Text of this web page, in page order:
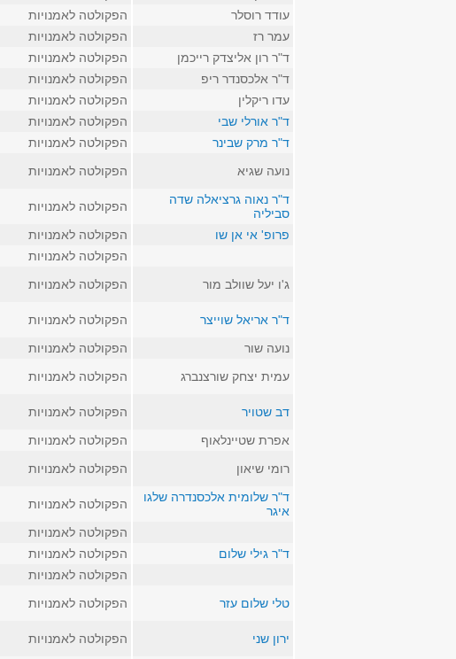
עודד רוסלר
הפקולטה לאמנויות
עמר רז
הפקולטה לאמנויות
ד"ר רון אליצדק רייכמן
הפקולטה לאמנויות
ד"ר אלכסנדר ריפ
הפקולטה לאמנויות
עדו ריקלין
הפקולטה לאמנויות
ד"ר אורלי שבי
הפקולטה לאמנויות
ד"ר מרק שבינר
הפקולטה לאמנויות
נועה שגיא
הפקולטה לאמנויות
ד"ר נאוה גרציאלה שדה
סביליה
הפקולטה לאמנויות
פרופ' אי אן שו
הפקולטה לאמנויות
הפקולטה לאמנויות
ג'ו יעל שוולב מור
הפקולטה לאמנויות
ד"ר אריאל שוייצר
הפקולטה לאמנויות
נועה שור
הפקולטה לאמנויות
עמית יצחק שורצנברג
הפקולטה לאמנויות
דב שטויר הפקולטה לאמנויות
אפרת שטיינלאוף
הפקולטה לאמנויות
רומי שיאון
הפקולטה לאמנויות
ד"ר שלומית אלכסנדרה שלגו
איגר
הפקולטה לאמנויות
הפקולטה לאמנויות
ד"ר גילי שלום
הפקולטה לאמנויות
הפקולטה לאמנויות
טלי שלום עזר
הפקולטה לאמנויות
ירון שני הפקולטה לאמנויות